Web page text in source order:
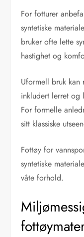
For fotturer
syntetiske
bruker ofte lette
hastighet og
Uformell bruk kan
inkludert lerret og
For formelle
sitt klassiske
Fottøy for
syntetiske
våte forhold.